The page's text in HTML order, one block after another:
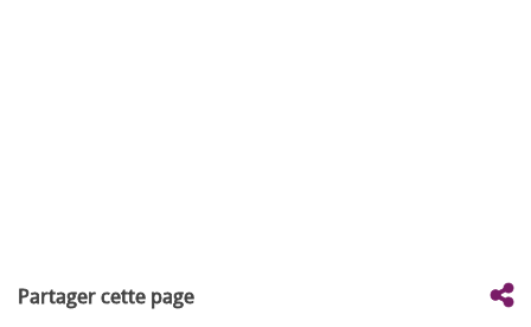
Partager cette page